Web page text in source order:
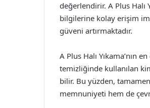
değerlendirir. A Plus Halı
bilgilerine kolay erişim
güveni artırmaktadır.
A Plus Halı Yıkama’nın
temizliğinde kullanılan
bilir. Bu yüzden,
memnuniyeti hem de